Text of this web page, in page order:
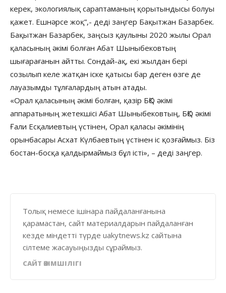
керек, экологиялық сараптаманың қорытындысы болуы
қажет. Ешнәрсе жоқ”,- деді заңгер Бақытжан Базарбек.
Бақытжан Базарбек, заңсыз қаулыны 2020 жылы Орал
қаласының әкімі болған Абат Шыныбековтың
шығарағанын айтты. Сондай-ақ, екі жылдан бері
созылып келе жатқан іске қатысы бар деген өзге де
лауазымды тұлғалардың атын атады.
«Орал қаласының әкімі болған, қазір БҚО әкімі
аппаратының жетекшісі Абат Шыныбековтың, БҚО әкімі
Ғали Есқалиевтың үстінен, Орал қаласы әкімінің
орынбасары Асхат Күлбаевтың үстінен іс қозғаймыз. Біз
бостан-босқа қалдырмаймыз бұл істі», – деді заңгер.
Толық немесе ішінара пайдаланғанына
қарамастан, сайт материалдарын пайдаланған
кезде міндетті түрде uakytnews.kz сайтына
сілтеме жасауыңызды сұраймыз.
САЙТ ӘКІМШІЛІГІ